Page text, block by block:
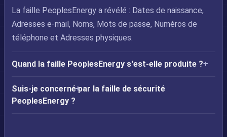
La faille PeoplesEnergy a révélé : Dates de naissance,
Adresses e-mail, Noms, Mots de passe, Numéros de
téléphone et Adresses physiques.
Quand la faille PeoplesEnergy s'est-elle produite ?
Suis-je concerné par la faille de sécurité
PeoplesEnergy ?